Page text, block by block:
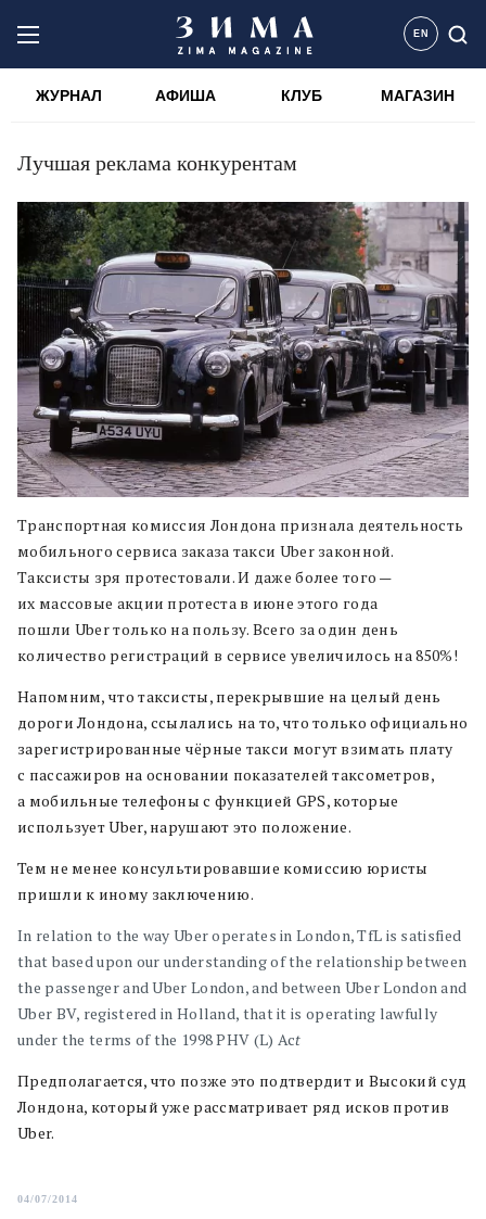
EN
ЖУРНАЛ АФИША КЛУБ МАГАЗИН
Лучшая реклама конкурентам
Транспортная комиссия Лондона признала деятельность
мобильного сервиса заказа такси Uber законной.
Таксисты зря протестовали. И даже более того —
их массовые акции протеста в июне этого года
пошли Uber только на пользу. Всего за один день
количество регистраций в сервисе увеличилось на 850%!
Напомним, что таксисты, перекрывшие на целый день
дороги Лондона, ссылались на то, что только официально
зарегистрированные чёрные такси могут взимать плату
с пассажиров на основании показателей таксометров,
а мобильные телефоны с функцией GPS, которые
использует Uber, нарушают это положение.
Тем не менее консультировавшие комиссию юристы
пришли к иному заключению.
In relation to the way Uber operates in London, TfL is satisfied
that based upon our understanding of the relationship between
the passenger and Uber London, and between Uber London and
Uber BV, registered in Holland, that it is operating lawfully
under the terms of the 1998 PHV (L) Act
Предполагается, что позже это подтвердит и Высокий суд
Лондона, который уже рассматривает ряд исков против
Uber.
04/07/2014